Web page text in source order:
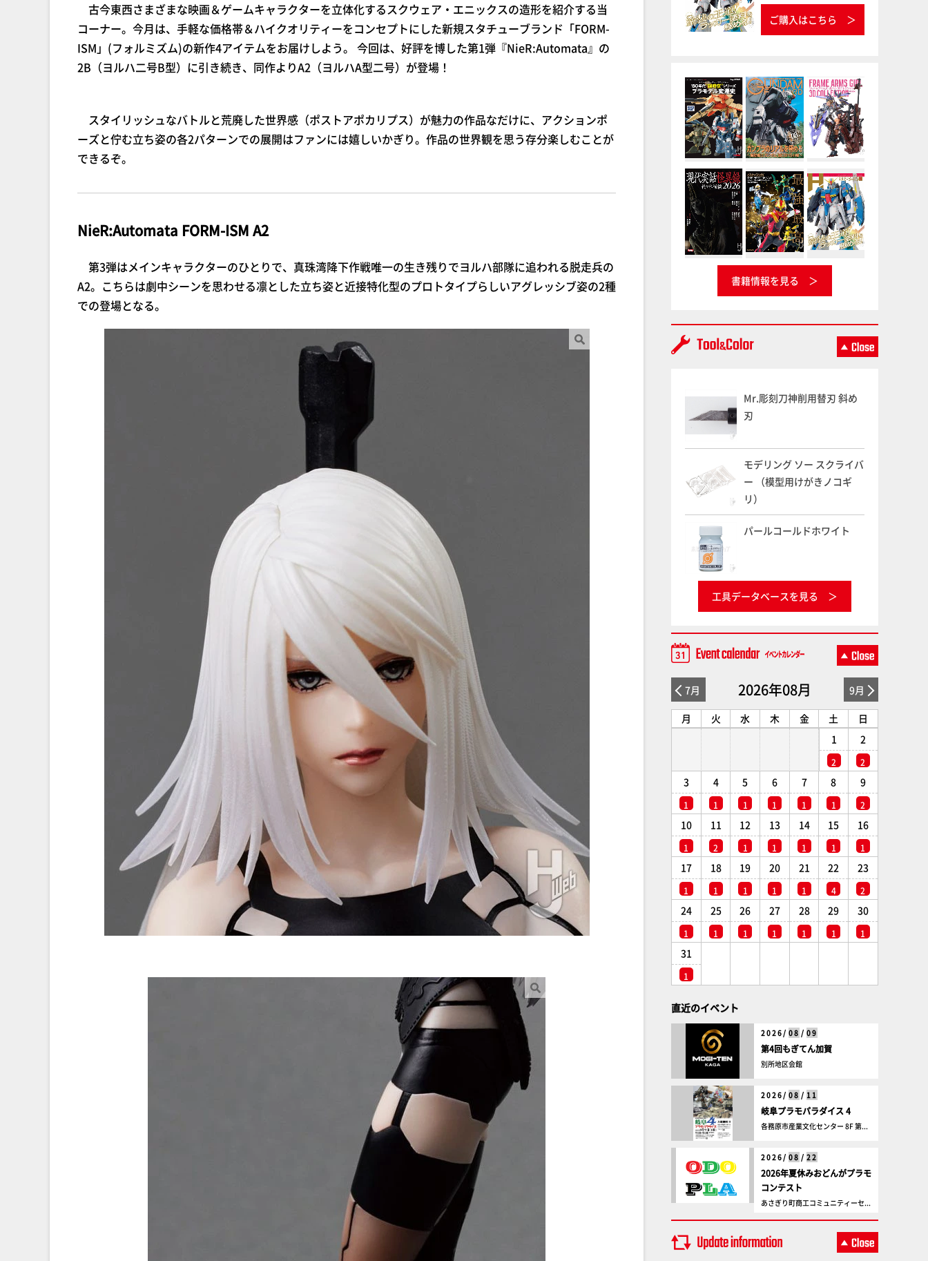
古今東西さまざまな映画＆ゲームキャラクターを立体化するスクウェア・エニックスの造形を紹介する当
コーナー。今月は、手軽な価格帯＆ハイクオリティーをコンセプトにした新規スタチューブランド「FORM-
ISM」(フォルミズム)の新作4アイテムをお届けしよう。 今回は、好評を博した第1弾『NieR:Automata』の
2B（ヨルハ二号B型）に引き続き、同作よりA2（ヨルハA型二号）が登場！
スタイリッシュなバトルと荒廃した世界感（ポストアポカリプス）が魅力の作品なだけに、アクションポ
ーズと佇む立ち姿の各2パターンでの展開はファンには嬉しいかぎり。作品の世界観を思う存分楽しむことが
できるぞ。
NieR:Automata FORM-ISM A2
第3弾はメインキャラクターのひとりで、真珠湾降下作戦唯一の生き残りでヨルハ部隊に追われる脱走兵の
A2。こちらは劇中シーンを思わせる凛とした立ち姿と近接特化型のプロトタイプらしいアグレッシブ姿の2種
での登場となる。
ご購入はこちら
書籍情報を見る
Mr.彫刻刀神削用替刃 斜め
刃
モデリング ソー スクライバ
ー （模型用けがきノコギ
リ）
パールコールドホワイト
工具データベースを見る
7月 2026年08月 9月
月 火 水 木 金 土
日
1
2
2
2
3
1
4
1
5
1
6
1
7
1
8
1
9
2
10
1
11
2
12
1
13
1
14
1
15
1
16
1
17
1
18
1
19
1
20
1
21
1
22
4
23
2
24
1
25
1
26
1
27
1
28
1
29
1
30
1
31
1
直近のイベント
2026/ 08 / 09
第4回もぎてん加賀
別所地区会館
2026/ 08 / 11
岐阜プラモパラダイス 4
各務原市産業文化センター 8F 第...
2026/ 08 / 22
2026年夏休みおどんがプラモ
コンテスト
あさぎり町商工コミュニティーセ...